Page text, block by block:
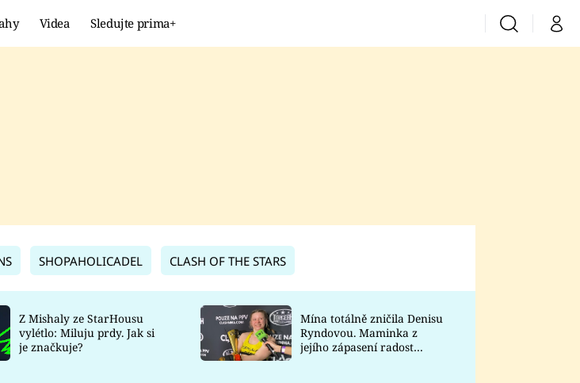
Videa Sledujte prima+ VyhledáváníMůj
Prima Lajk
Sledujte nás
SHOPAHOLICADEL CLASH OF THE STARS
Z Mishaly ze StarHousu
vylétlo: Miluju prdy. Jak si
je značkuje?
Mína totálně zničila Denisu
Ryndovou. Maminka z
jejího zápasení radost